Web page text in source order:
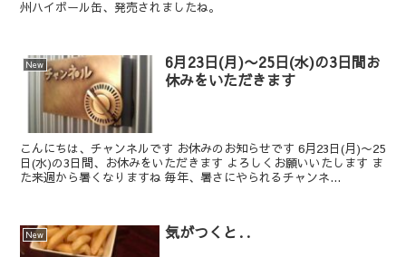
州ハイボール缶、発売されましたね。
New
6月23日(月)〜25日(水)の3日間お
休みをいただきます
こんにちは、チャンネルです お休みのお知らせです 6月23日(月)〜25
日(水)の3日間、お休みをいただきます よろしくお願いいたします ま
た来週から暑くなりますね 毎年、暑さにやられるチャンネ...
New 気がつくと‥